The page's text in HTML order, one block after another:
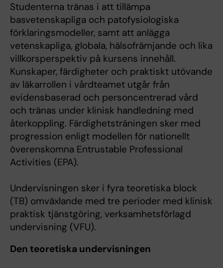
Studenterna tränas i att tillämpa
basvetenskapliga och patofysiologiska
förklaringsmodeller, samt att anlägga
vetenskapliga, globala, hälsofrämjande och lika
villkorsperspektiv på kursens innehåll.
Kunskaper, färdigheter och praktiskt utövande
av läkarrollen i vårdteamet utgår från
evidensbaserad och personcentrerad vård
och tränas under klinisk handledning med
återkoppling. Färdighetsträningen sker med
progression enligt modellen för nationellt
överenskomna Entrustable Professional
Activities (EPA).
Undervisningen sker i fyra teoretiska block
(TB) omväxlande med tre perioder med klinisk
praktisk tjänstgöring, verksamhetsförlagd
undervisning (VFU).
Den teoretiska undervisningen